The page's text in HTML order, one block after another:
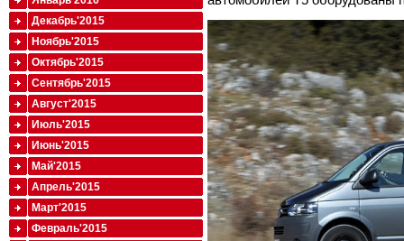
Декабрь'2015
Ноябрь'2015
Октябрь'2015
Сентябрь'2015
Август'2015
Июль'2015
Июнь'2015
Май'2015
Апрель'2015
Март'2015
Февраль'2015